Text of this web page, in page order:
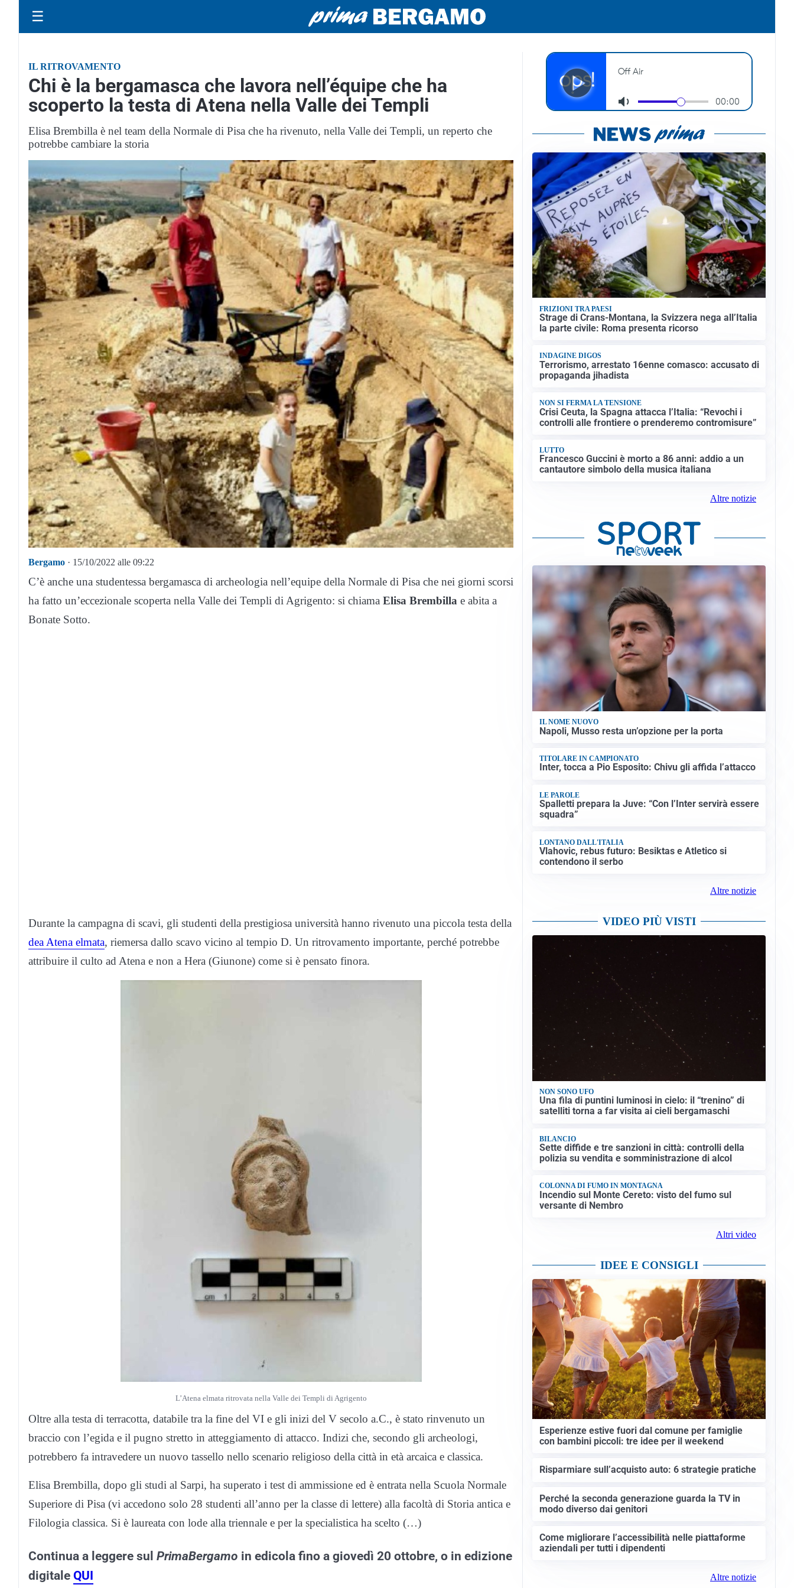
☰
IL RITROVAMENTO
Chi è la bergamasca che lavora nell’équipe che ha
scoperto la testa di Atena nella Valle dei Templi
Elisa Brembilla è nel team della Normale di Pisa che ha rivenuto, nella Valle dei Templi, un reperto che
potrebbe cambiare la storia
Bergamo · 15/10/2022 alle 09:22
C’è anche una studentessa bergamasca di archeologia nell’equipe della Normale di Pisa che nei giorni scorsi
ha fatto un’eccezionale scoperta nella Valle dei Templi di Agrigento: si chiama Elisa Brembilla e abita a
Bonate Sotto.
Durante la campagna di scavi, gli studenti della prestigiosa università hanno rivenuto una piccola testa della
dea Atena elmata, riemersa dallo scavo vicino al tempio D. Un ritrovamento importante, perché potrebbe
attribuire il culto ad Atena e non a Hera (Giunone) come si è pensato finora.
L’Atena elmata ritrovata nella Valle dei Templi di Agrigento
Oltre alla testa di terracotta, databile tra la fine del VI e gli inizi del V secolo a.C., è stato rinvenuto un
braccio con l’egida e il pugno stretto in atteggiamento di attacco. Indizi che, secondo gli archeologi,
potrebbero fa intravedere un nuovo tassello nello scenario religioso della città in età arcaica e classica.
Elisa Brembilla, dopo gli studi al Sarpi, ha superato i test di ammissione ed è entrata nella Scuola Normale
Superiore di Pisa (vi accedono solo 28 studenti all’anno per la classe di lettere) alla facoltà di Storia antica e
Filologia classica. Si è laureata con lode alla triennale e per la specialistica ha scelto (…)
Continua a leggere sul PrimaBergamo in edicola fino a giovedì 20 ottobre, o in edizione
digitale QUI
FRIZIONI TRA PAESI
Strage di Crans-Montana, la Svizzera nega all’Italia
la parte civile: Roma presenta ricorso
INDAGINE DIGOS
Terrorismo, arrestato 16enne comasco: accusato di
propaganda jihadista
NON SI FERMA LA TENSIONE
Crisi Ceuta, la Spagna attacca l’Italia: “Revochi i
controlli alle frontiere o prenderemo contromisure”
LUTTO
Francesco Guccini è morto a 86 anni: addio a un
cantautore simbolo della musica italiana
Altre notizie
IL NOME NUOVO
Napoli, Musso resta un’opzione per la porta
TITOLARE IN CAMPIONATO
Inter, tocca a Pio Esposito: Chivu gli affida l’attacco
LE PAROLE
Spalletti prepara la Juve: “Con l’Inter servirà essere
squadra”
LONTANO DALL'ITALIA
Vlahovic, rebus futuro: Besiktas e Atletico si
contendono il serbo
Altre notizie
VIDEO PIÙ VISTI
NON SONO UFO
Una fila di puntini luminosi in cielo: il “trenino” di
satelliti torna a far visita ai cieli bergamaschi
BILANCIO
Sette diffide e tre sanzioni in città: controlli della
polizia su vendita e somministrazione di alcol
COLONNA DI FUMO IN MONTAGNA
Incendio sul Monte Cereto: visto del fumo sul
versante di Nembro
Altri video
IDEE E CONSIGLI
Esperienze estive fuori dal comune per famiglie
con bambini piccoli: tre idee per il weekend
Risparmiare sull’acquisto auto: 6 strategie pratiche
Perché la seconda generazione guarda la TV in
modo diverso dai genitori
Come migliorare l’accessibilità nelle piattaforme
aziendali per tutti i dipendenti
Altre notizie